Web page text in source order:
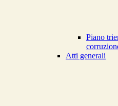
Piano
Atti generali